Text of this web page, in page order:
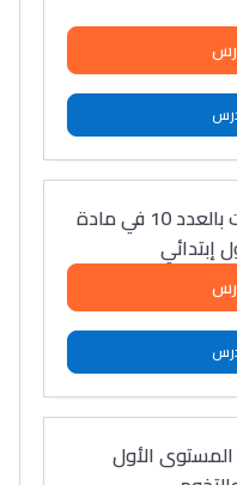
درس التجميع والمبادلات بالعدد 10 في مادة
إبتدائي
الأول